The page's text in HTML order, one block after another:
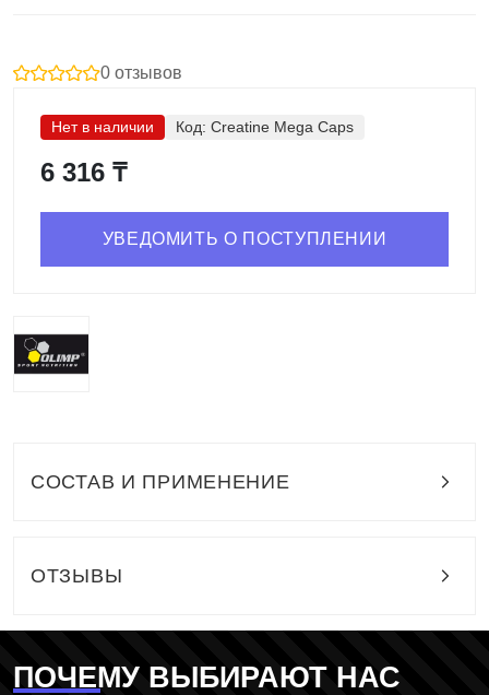
0 отзывов
Нет в наличии Код: Creatine Mega Caps
6 316 ₸
УВЕДОМИТЬ О ПОСТУПЛЕНИИ
СОСТАВ И ПРИМЕНЕНИЕ
ОТЗЫВЫ
ПОЧЕМУ ВЫБИРАЮТ НАС